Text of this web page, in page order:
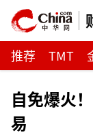
推荐 TMT
自免爆火
易